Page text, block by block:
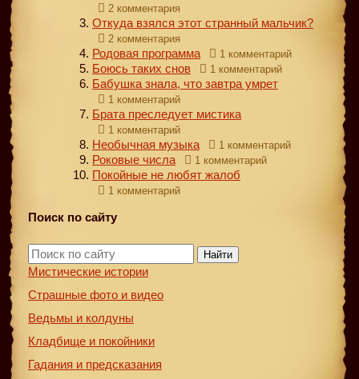
2 комментария
Откуда взялся этот странный мальчик?
2 комментария
Родовая программа 1 комментарий
Боюсь таких снов 1 комментарий
Бабушка знала, что завтра умрет
1 комментарий
Брата преследует мистика
1 комментарий
Необычная музыка 1 комментарий
Роковые числа 1 комментарий
Покойные не любят жалоб
1 комментарий
Поиск по сайту
Найти
Мистические истории
Страшные фото и видео
Ведьмы и колдуны
Кладбище и покойники
Гадания и предсказания